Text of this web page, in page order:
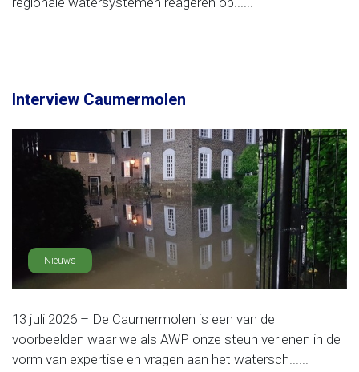
Interview Caumermolen
Nieuws
13 juli 2026 – De Caumermolen is een van de
voorbeelden waar we als AWP onze steun verlenen in de
vorm van expertise en vragen aan het watersch......